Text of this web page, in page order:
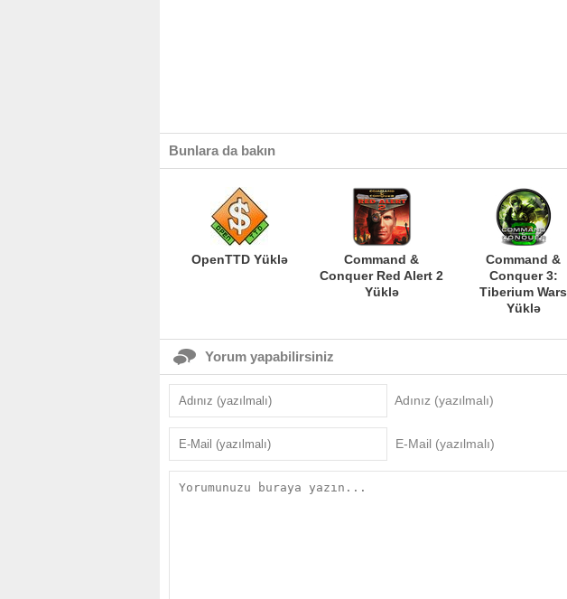
Bunlara da bakın
OpenTTD Yüklə
Command &
Conquer Red Alert 2
Yüklə
Command &
Conquer 3:
Tiberium Wars
Yüklə
Yorum yapabilirsiniz
Adınız (yazılmalı)
E-Mail (yazılmalı)